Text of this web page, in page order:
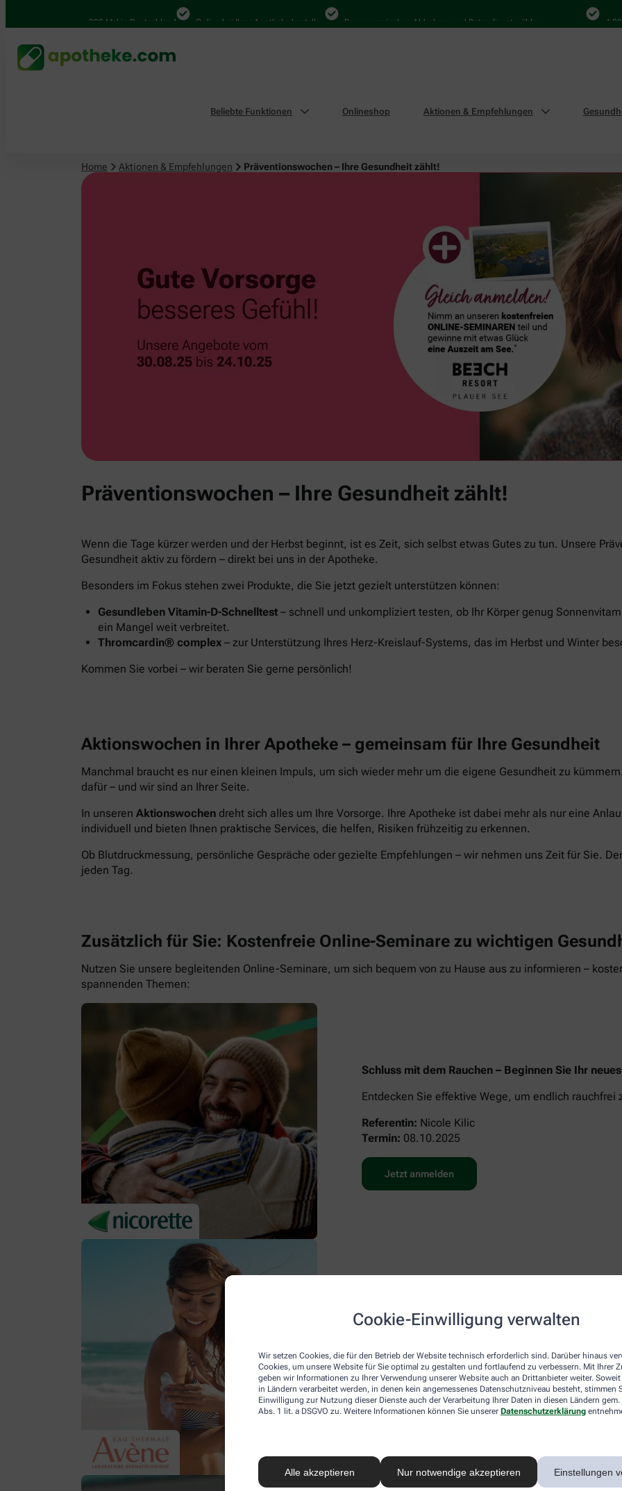
Cookie-Einwilligung verwalten
Wir setzen Cookies, die für den Betrieb der Website technisch erforderlich sind. Darüber hinaus
Cookies, um unsere Website für Sie optimal zu gestalten und fortlaufend zu verbessern. Mit Ihrer
geben wir Informationen zu Ihrer Verwendung unserer Website auch an Drittanbieter weiter. Soweit
in Ländern verarbeitet werden, in denen kein angemessenes Datenschutzniveau besteht, stimmen
Einwilligung zur Nutzung dieser Dienste auch der Verarbeitung Ihrer Daten in diesen Ländern
Abs. 1 lit. a DSGVO zu. Weitere Informationen können Sie unserer Datenschutzerklärung
Alle akzeptieren Nur notwendige akzeptieren Einstellungen
4.000 Mal in Deutschland Online bei Ihrer Apotheke bestellen Bequem zwischen Abholung und Botendienst wählen 4.000 Mal
Beliebte Funktionen Onlineshop Aktionen & Empfehlungen
Home Aktionen & Empfehlungen Präventionswochen – Ihre Gesundheit zählt!
Präventionswochen – Ihre Gesundheit zählt!
Wenn die Tage kürzer werden und der Herbst beginnt, ist es Zeit, sich selbst etwas Gutes zu tun. Unsere
Gesundheit aktiv zu fördern – direkt bei uns in der Apotheke.
Besonders im Fokus stehen zwei Produkte, die Sie jetzt gezielt unterstützen können:
Gesundleben Vitamin-D-Schnelltest – schnell und unkompliziert testen, ob Ihr Körper genug
ein Mangel weit verbreitet.
Thromcardin® complex – zur Unterstützung Ihres Herz-Kreislauf-Systems, das im Herbst und Winter
Kommen Sie vorbei – wir beraten Sie gerne persönlich!
Aktionswochen in Ihrer Apotheke – gemeinsam für Ihre Gesundheit
Manchmal braucht es nur einen kleinen Impuls, um sich wieder mehr um die eigene Gesundheit zu
dafür – und wir sind an Ihrer Seite.
In unseren Aktionswochen dreht sich alles um Ihre Vorsorge. Ihre Apotheke ist dabei mehr als nur eine
individuell und bieten Ihnen praktische Services, die helfen, Risiken frühzeitig zu erkennen.
Ob Blutdruckmessung, persönliche Gespräche oder gezielte Empfehlungen – wir nehmen uns Zeit für Sie.
jeden Tag.
Zusätzlich für Sie: Kostenfreie Online-Seminare zu wichtigen
Nutzen Sie unsere begleitenden Online-Seminare, um sich bequem von zu Hause aus zu informieren –
spannenden Themen:
Schluss mit dem Rauchen – Beginnen Sie Ihr
Entdecken Sie effektive Wege, um endlich rauchfrei
Referentin: Nicole Kilic
Termin: 08.10.2025
Jetzt anmelden
Vorbeugung und Begleitpflege für Hautkrebs
Themenschwerpunkt:Begleitpflege Onkologie
Referentin:Sabine Gompper
Termin:22.10.2025
Jetzt anmelden